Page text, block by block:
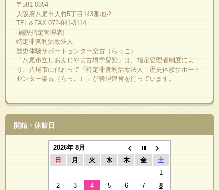
〒581-0854
大阪府八尾市大竹5丁目143番地-2
TEL＆FAX 072-941-3114
[施設指定管理者]
特定非営利活動法人
歴史体験サポートセンター楽古（らっこ）
「八尾市立しおんじやま古墳学習館」は、指定管理者制度によ
り、八尾市に代わって「特定非営利活動法人 歴史体験サポート
センター楽古（らっこ）」が管理運営を行っています。
開館・休館日
2026年 8月
日
月 火 水 木 金
土
1
2
3 4 5 6 7
8